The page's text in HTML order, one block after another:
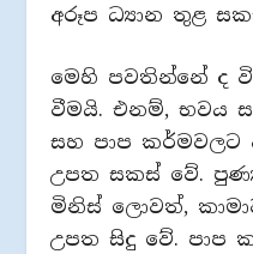
අරූප ධ්‍යාන තුළ
මෙහි පවතින්නේ ද
වීමයි. එනම්, භවය
සහ පාප
උපත සකස් වේ.
මිනිස් ලොවත්,
උපත සිදු වේ. පාප